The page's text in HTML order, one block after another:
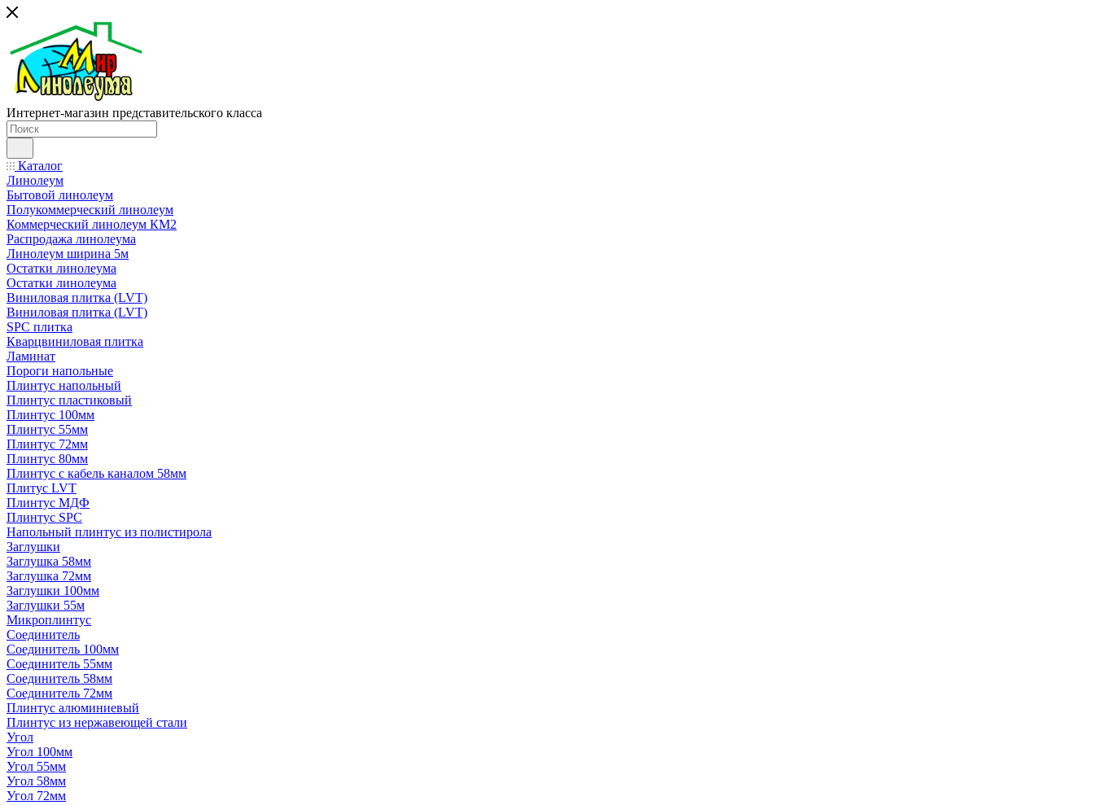
Интернет-магазин представительского класса
Каталог
Линолеум
Бытовой линолеум
Полукоммерческий линолеум
Коммерческий линолеум КМ2
Распродажа линолеума
Линолеум ширина 5м
Остатки линолеума
Остатки линолеума
Виниловая плитка (LVT)
Виниловая плитка (LVT)
SPC плитка
Кварцвиниловая плитка
Ламинат
Пороги напольные
Плинтус напольный
Плинтус пластиковый
Плинтус 100мм
Плинтус 55мм
Плинтус 72мм
Плинтус 80мм
Плинтус с кабель каналом 58мм
Плитус LVT
Плинтус МДФ
Плинтус SPC
Напольный плинтус из полистирола
Заглушки
Заглушка 58мм
Заглушка 72мм
Заглушки 100мм
Заглушки 55м
Микроплинтус
Соединитель
Соединитель 100мм
Соединитель 55мм
Соединитель 58мм
Соединитель 72мм
Плинтус алюминиевый
Плинтус из нержавеющей стали
Угол
Угол 100мм
Угол 55мм
Угол 58мм
Угол 72мм